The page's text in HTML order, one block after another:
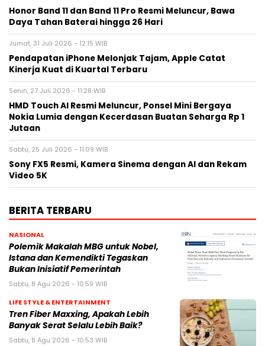
Honor Band 11 dan Band 11 Pro Resmi Meluncur, Bawa
Daya Tahan Baterai hingga 26 Hari
Jumat, 31 Juli 2026 - 12:15 WIB
Pendapatan iPhone Melonjak Tajam, Apple Catat
Kinerja Kuat di Kuartal Terbaru
Senin, 27 Juli 2026 - 11:28 WIB
HMD Touch AI Resmi Meluncur, Ponsel Mini Bergaya
Nokia Lumia dengan Kecerdasan Buatan Seharga Rp 1
Jutaan
Sabtu, 25 Juli 2026 - 11:09 WIB
Sony FX5 Resmi, Kamera Sinema dengan AI dan Rekam
Video 5K
BERITA TERBARU
NASIONAL
Polemik Makalah MBG untuk Nobel,
Istana dan Kemendikti Tegaskan
Bukan Inisiatif Pemerintah
Sabtu, 8 Agu 2026 - 10:59 WIB
LIFE STYLE & ENTERTAINMENT
Tren Fiber Maxxing, Apakah Lebih
Banyak Serat Selalu Lebih Baik?
Sabtu, 8 Agu 2026 - 10:53 WIB